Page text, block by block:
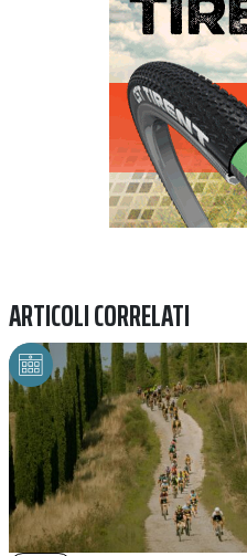
ARTICOLI CORRELATI